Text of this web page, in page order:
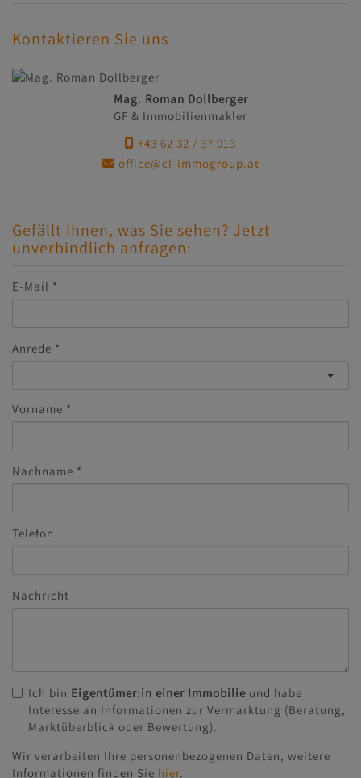
Kontaktieren Sie uns
Mag. Roman Dollberger
GF & Immobilienmakler
+43 62 32 / 37 013
office@cl-immogroup.at
Gefällt Ihnen, was Sie sehen? Jetzt
unverbindlich anfragen:
E-Mail
Anrede
Vorname
Nachname
Telefon
Nachricht
Ich bin Eigentümer:in einer Immobilie und habe
Interesse an Informationen zur Vermarktung (Beratung,
Marktüberblick oder Bewertung).
Wir verarbeiten Ihre personenbezogenen Daten, weitere
Informationen finden Sie hier.